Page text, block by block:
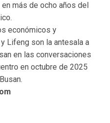
más de ocho años del
económicos y
Lifeng son la antesala a
en las conversaciones
en octubre de 2025